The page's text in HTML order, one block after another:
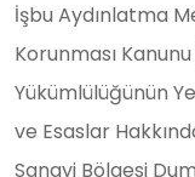
İşbu Aydınlatma
Korunması
Yükümlülüğünün
ve Esaslar
Sanayi Bölgesi